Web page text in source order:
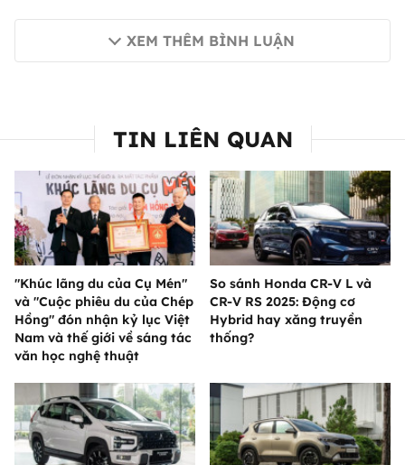
XEM THÊM BÌNH LUẬN
TIN LIÊN QUAN
"Khúc lãng du của Cụ Mén"
và "Cuộc phiêu du của Chép
Hồng" đón nhận kỷ lục Việt
Nam và thế giới về sáng tác
văn học nghệ thuật
So sánh Honda CR-V L và
CR-V RS 2025: Động cơ
Hybrid hay xăng truyền
thống?